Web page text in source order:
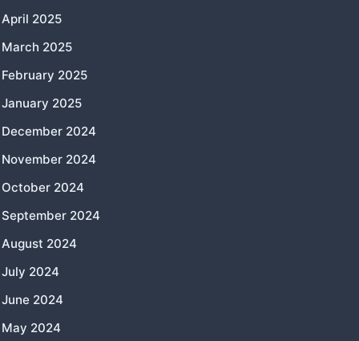
April 2025
March 2025
February 2025
January 2025
December 2024
November 2024
October 2024
September 2024
August 2024
July 2024
June 2024
May 2024